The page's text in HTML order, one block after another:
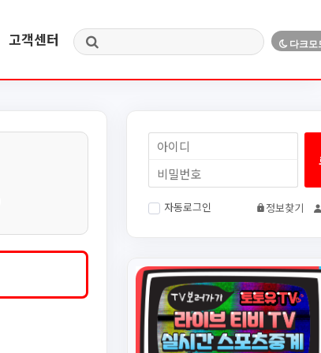
고객센터
자동로그인 정보찾기